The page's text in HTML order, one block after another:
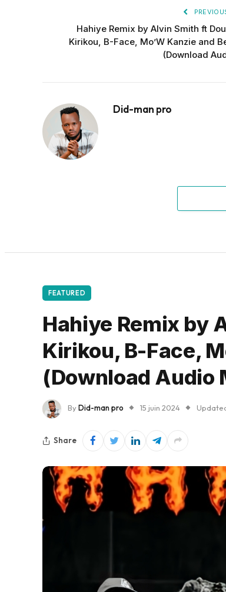
Hahiye Remix by Alvin Smith ft
Kirikou, B-Face, Mo’W Kanzie and
(Download
Did-man pro
FEATURED
Hahiye Remix by
Kirikou, B-Face,
(Download Audio
ByDid-man pro 15 juin 2024
Share